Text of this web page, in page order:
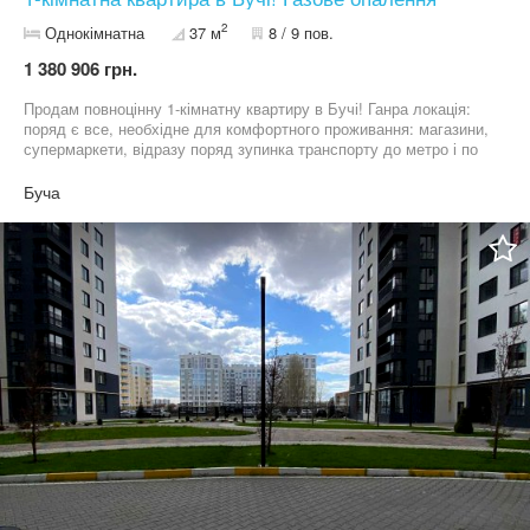
Однокімнатна 37 м2 8 / 9 пов.
1 380 906 грн.
Продам повноцінну 1-кімнатну квартиру в Бучі! Ганра локація:
поряд є все, необхідне для комфортного проживання: магазини,
супермаркети, відразу поряд зупинка транспорту до метро і по
велика кімната+ кухня-вітльня. Велика плюсом є гардеробна!
Індивідуальне газове опалення (двухконтурний газовий котел)
Буча